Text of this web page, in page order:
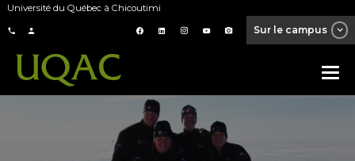
Université du Québec à Chicoutimi
Sur le campus